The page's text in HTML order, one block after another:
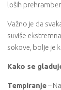
loših
Važno je da
suviše
sokove, bolje je
Kako se
Tempiranje–